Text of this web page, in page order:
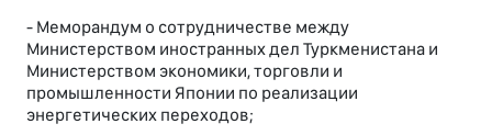
- Меморандум о сотрудничестве между
Министерством иностранных дел Туркменистана и
Министерством экономики, торговли и
промышленности Японии по реализации
энергетических переходов;